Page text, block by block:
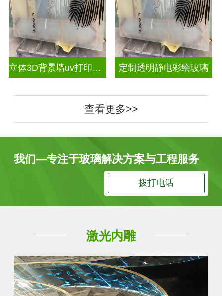
立体3D背景墙uv打印玻璃 定制透明静电彩绘玻璃
查看更多>>
我们—专注于玻璃解决方案与工程服务
拨打电话
激光内雕